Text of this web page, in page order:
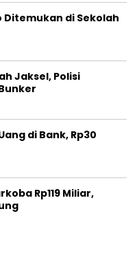
Ditemukan di Sekolah
Jaksel, Polisi
di Bank, Rp30
Rp119 Miliar,